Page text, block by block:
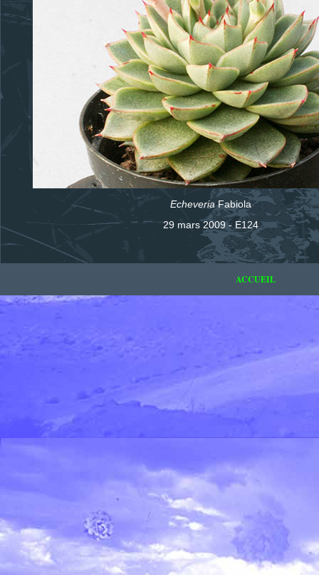
EcheveriaFabiola
29 mars 2009 - E124
ACCUEIL